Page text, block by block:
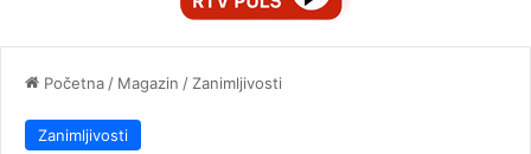
Početna / Magazin / Zanimljivosti
Zanimljivosti